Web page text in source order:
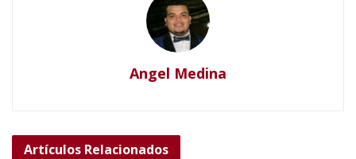
Angel Medina
Artículos Relacionados